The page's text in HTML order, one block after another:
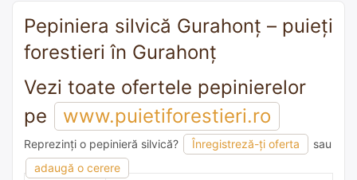
Pepiniera silvică Gurahonţ – puieți
forestieri în Gurahonţ
Vezi toate ofertele pepinierelor
pe
www.puietiforestieri.ro
Reprezinți o pepinieră silvică? Înregistreză-ți oferta
sau
adaugă o cerere
adaugă o recomandare